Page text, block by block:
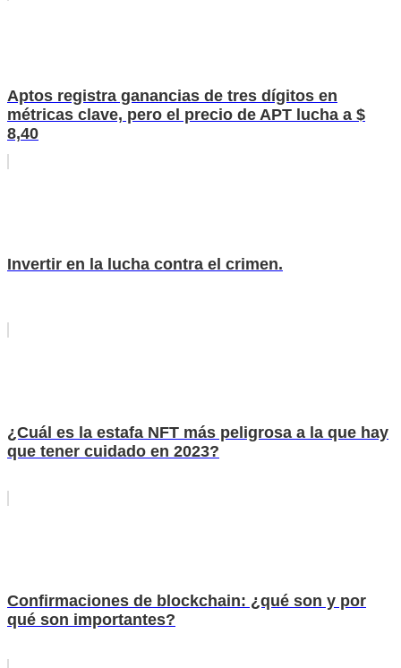
Aptos registra ganancias de tres dígitos en
métricas clave, pero el precio de APT lucha a $
8,40
Invertir en la lucha contra el crimen.
¿Cuál es la estafa NFT más peligrosa a la que hay
que tener cuidado en 2023?
Confirmaciones de blockchain: ¿qué son y por
qué son importantes?